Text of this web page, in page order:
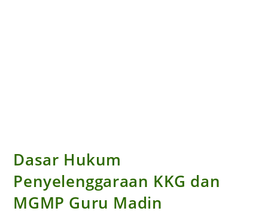
Dasar Hukum
Penyelenggaraan KKG dan
MGMP Guru Madin